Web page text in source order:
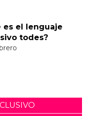
es el lenguaje
todes?